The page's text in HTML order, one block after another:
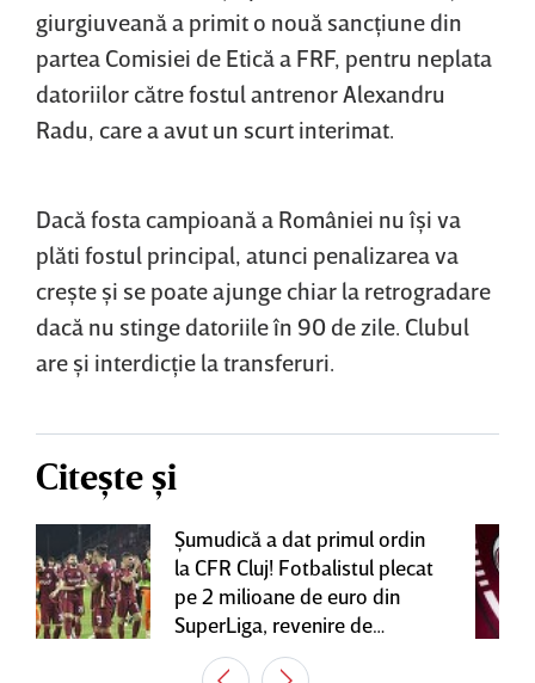
giurgiuveană a primit o nouă sancţiune din
partea Comisiei de Etică a FRF, pentru neplata
datoriilor către fostul antrenor Alexandru
Radu, care a avut un scurt interimat.
Dacă fosta campioană a României nu îşi va
plăti fostul principal, atunci penalizarea va
creşte şi se poate ajunge chiar la retrogradare
dacă nu stinge datoriile în 90 de zile. Clubul
are şi interdicţie la transferuri.
Citește și
Şumudică a dat primul ordin
la CFR Cluj! Fotbalistul plecat
pe 2 milioane de euro din
SuperLiga, revenire de
senzaţie în Gruia